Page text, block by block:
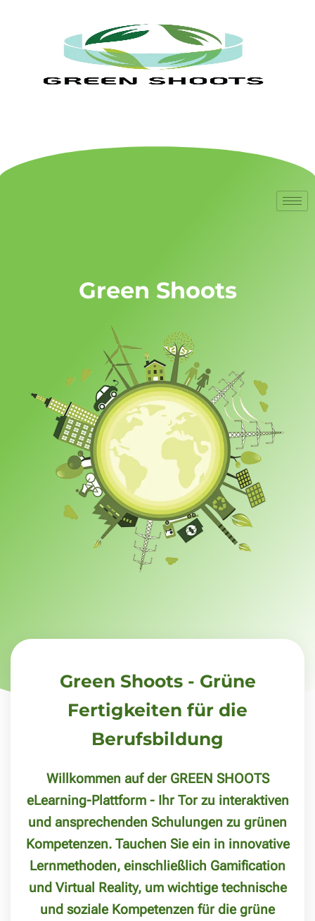
Green Shoots
Green Shoots - Grüne
Fertigkeiten für die
Berufsbildung
Willkommen auf der GREEN SHOOTS
eLearning-Plattform - Ihr Tor zu interaktiven
und ansprechenden Schulungen zu grünen
Kompetenzen. Tauchen Sie ein in innovative
Lernmethoden, einschließlich Gamification
und Virtual Reality, um wichtige technische
und soziale Kompetenzen für die grüne